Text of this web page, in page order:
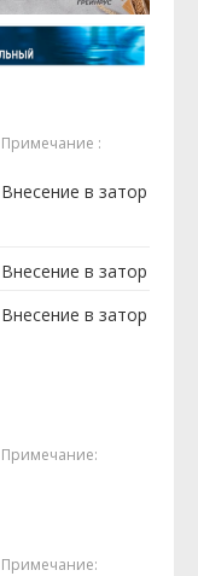
Примечание :
Внесение в затор
Внесение в затор
Внесение в затор
Примечание:
Примечание: